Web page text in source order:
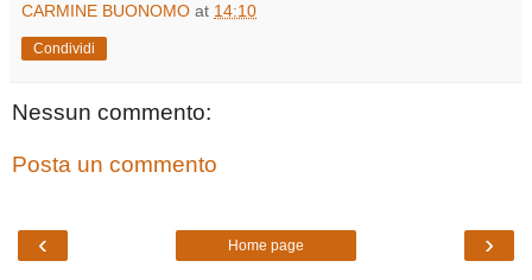
CARMINE BUONOMO at 14:10
Condividi
Nessun commento:
Posta un commento
‹ ›
Home page